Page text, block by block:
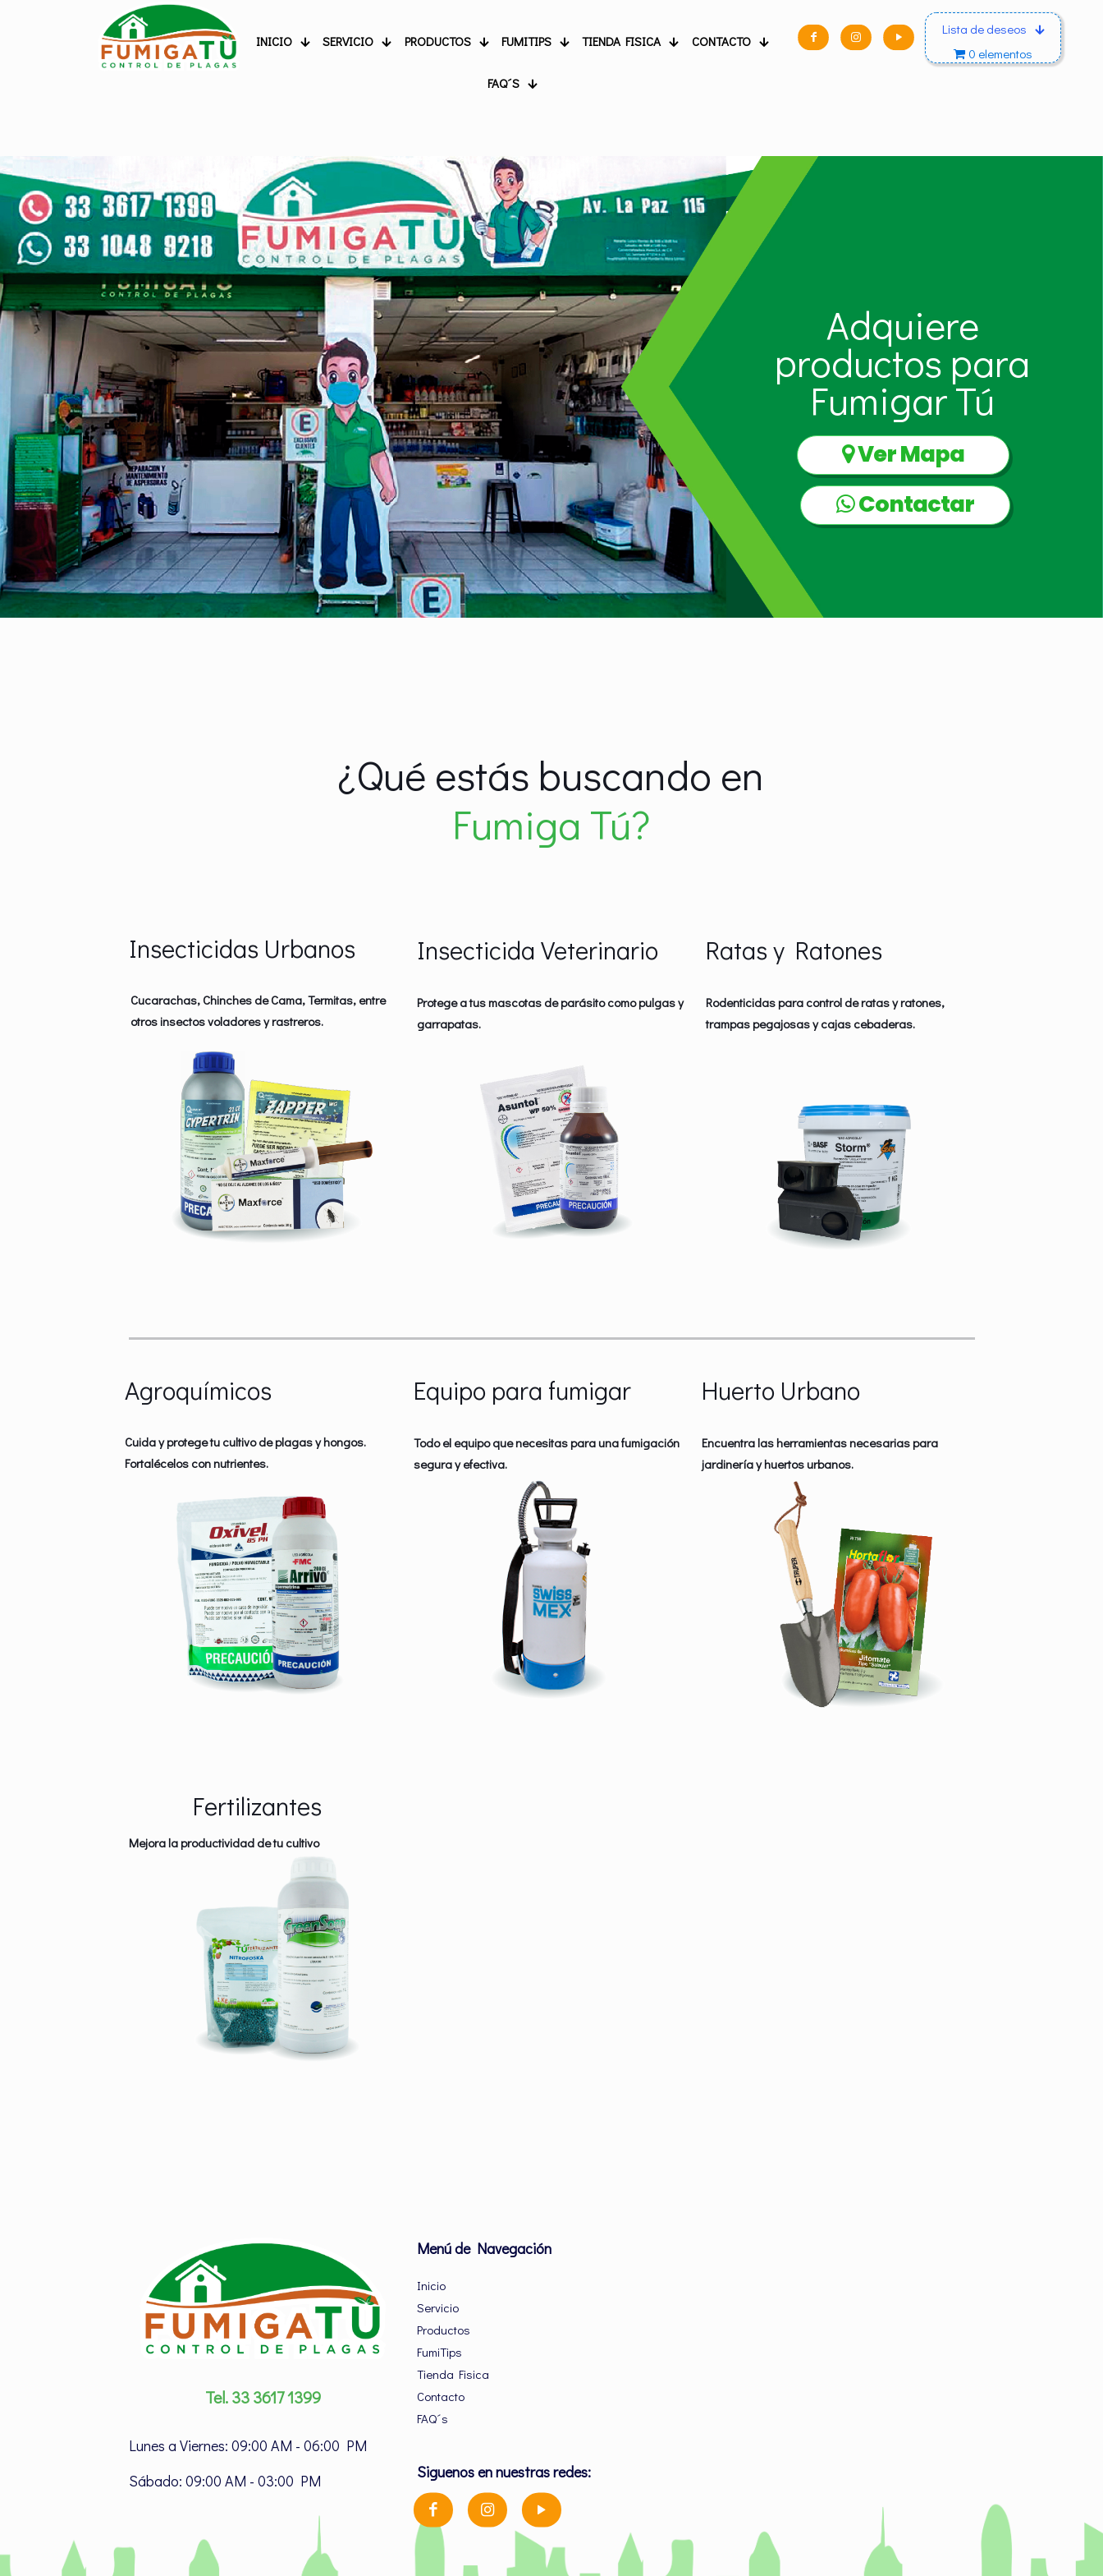
INICIO SERVICIO PRODUCTOS FUMITIPS TIENDA FISICA CONTACTO
FAQ´S
Lista de deseos
0 elementos
Adquiere
productos para
Fumigar Tú
Contactar
Ver Mapa
¿Qué estás buscando en
Fumiga Tú?
Insecticidas Urbanos
Cucarachas, Chinches de Cama, Termitas, entre
otros insectos voladores y rastreros.
Insecticida Veterinario
Protege a tus mascotas de parásito como pulgas y
garrapatas.
Ratas y Ratones
Rodenticidas para control de ratas y ratones,
trampas pegajosas y cajas cebaderas.
Agroquímicos
Cuida y protege tu cultivo de plagas y hongos.
Fortalécelos con nutrientes.
Equipo para fumigar
Todo el equipo que necesitas para una fumigación
segura y efectiva.
Huerto Urbano
Encuentra las herramientas necesarias para
jardinería y huertos urbanos.
Fertilizantes
Mejora la productividad de tu cultivo
Tel. 33 3617 1399
Lunes a Viernes: 09:00 AM - 06:00 PM
Sábado: 09:00 AM - 03:00 PM
Menú de Navegación
Inicio
Servicio
Productos
FumiTips
Tienda Fisica
Contacto
FAQ´s
Siguenos en nuestras redes: